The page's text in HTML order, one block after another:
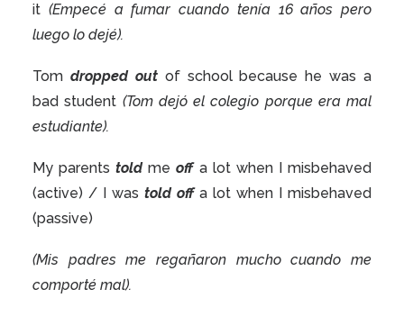
it (Empecé a fumar cuando tenía 16 años pero
luego lo dejé).
Tom dropped outof school because he was a
bad student (Tom dejó el colegio porque era mal
estudiante).
My parentstoldmeoffa lot when I misbehaved
(active) / I was told offa lot when I misbehaved
(passive)
(Mis padres me regañaron mucho cuando me
comporté mal).